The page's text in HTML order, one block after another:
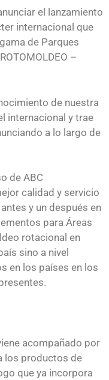
el lanzamiento
internacional que
de Parques
–
de nuestra
internacional y trae
a lo largo de
de ABC
calidad y servicio
y un después en
para Áreas
rotacional en
sino a nivel
en los países en los
acompañado por
los productos de
que ya incorpora